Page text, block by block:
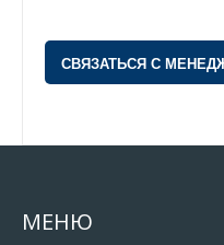
СВЯЗАТЬСЯ С
МЕНЮ